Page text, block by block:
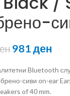
981ден
Bluetooth
сиви on-ear
of 40 mm.